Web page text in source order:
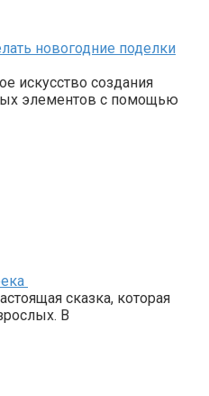
новогодние поделки
искусство создания
элементов с помощью
сказка, которая
В